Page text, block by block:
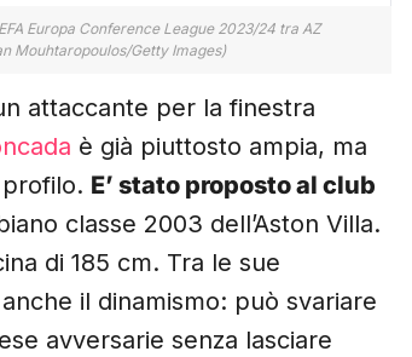
Europa Conference League 2023/24 tra AZ
Mouhtaropoulos/Getty Images)
attaccante per la finestra
è già piuttosto ampia, ma
E’ stato proposto al club
classe 2003 dell’Aston Villa.
di 185 cm. Tra le sue
il dinamismo: può svariare
avversarie senza lasciare